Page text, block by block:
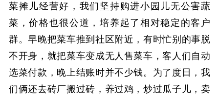
菜摊儿经营好，我们坚持购进小园儿无公害蔬
菜，价格也很公道，培养起了相对稳定的客户
群。早晚把菜车推到社区附近，有时忙别的事脱
不开身，就把菜车变成无人售菜车，客人们自动
选菜付款，晚上结账时并不少钱。为了度日，我
们俩还去砖厂搬过砖，养过鸡，炒过瓜子儿，卖